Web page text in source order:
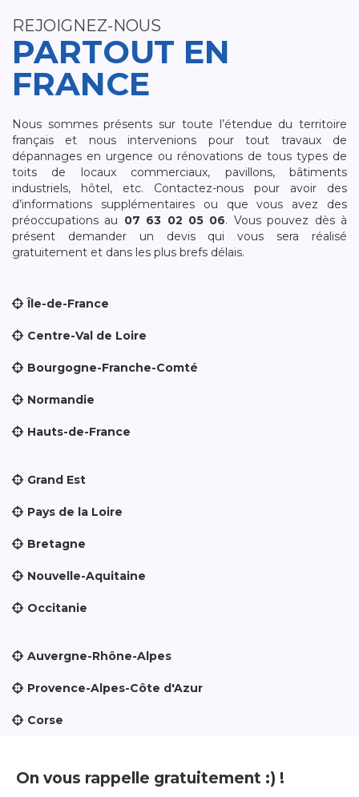
REJOIGNEZ-NOUS
PARTOUT EN
FRANCE
Nous sommes présents sur toute l’étendue du territoire
français et nous intervenions pour tout travaux de
dépannages en urgence ou rénovations de tous types de
toits de locaux commerciaux, pavillons, bâtiments
industriels, hôtel, etc. Contactez-nous pour avoir des
d’informations supplémentaires ou que vous avez des
préoccupations au 07 63 02 05 06. Vous pouvez dès à
présent demander un devis qui vous sera réalisé
gratuitement et dans les plus brefs délais.
Île-de-France
Centre-Val de Loire
Bourgogne-Franche-Comté
Normandie
Hauts-de-France
Grand Est
Pays de la Loire
Bretagne
Nouvelle-Aquitaine
Occitanie
Auvergne-Rhône-Alpes
Provence-Alpes-Côte d'Azur
Corse
On vous rappelle gratuitement :) !